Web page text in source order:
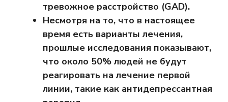
тревожное расстройство (GAD).
Несмотря на то, что в настоящее
время есть варианты лечения,
прошлые исследования показывают,
что около 50% людей не будут
реагировать на лечение первой
линии, такие как антидепрессантная